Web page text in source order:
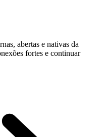
abertas e nativas da
fortes e continuar